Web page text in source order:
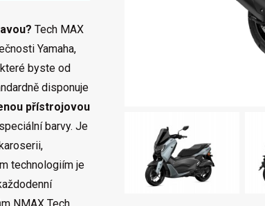
Tech MAX
Yamaha,
byste od
disponuje
přístrojovou
barvy. Je
technologiím je